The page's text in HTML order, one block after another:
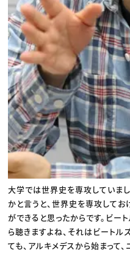
大学では世界史を専攻していま
かと言うと、世界史を専攻して
ができると思ったからです。ビー
ら聴きますよね、それはビートル
ても、アルキメデスから始まって